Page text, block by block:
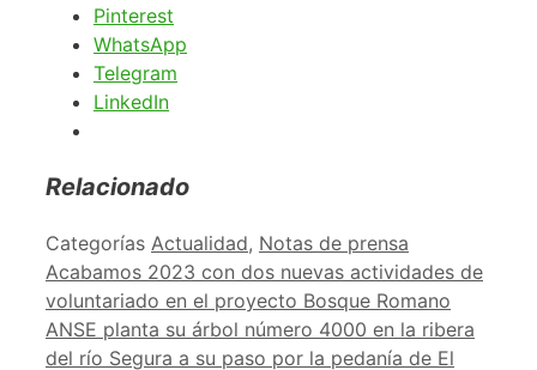
Pinterest
WhatsApp
Telegram
LinkedIn
Relacionado
Categorías Actualidad, Notas de prensa
Acabamos 2023 con dos nuevas actividades de
voluntariado en el proyecto Bosque Romano
ANSE planta su árbol número 4000 en la ribera
del río Segura a su paso por la pedanía de El